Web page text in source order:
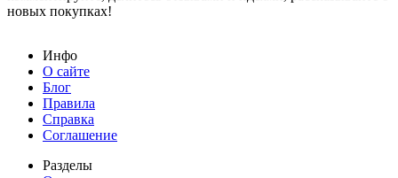
новых покупках!
Инфо
О сайте
Блог
Правила
Справка
Соглашение
Разделы